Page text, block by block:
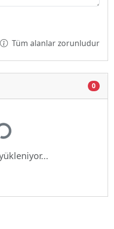
Tüm alanlar zorunludur
0